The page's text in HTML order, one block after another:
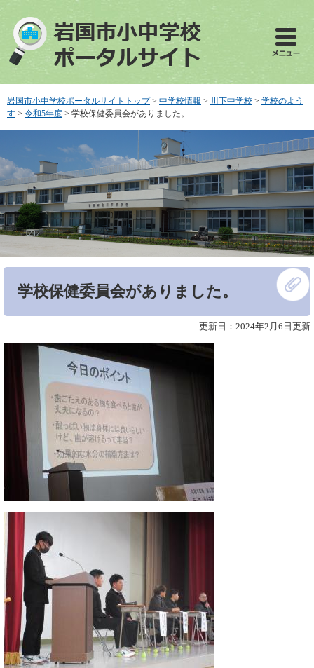
で
す
ば
し
文
へ
岩国市小中学校ポータルサイトトップ > 中学校情報 > 川下中学校 > 学校のよう
す > 令和5年度 > 学校保健委員会がありました。
学校保健委員会がありました。
更新日：2024年2月6日更新